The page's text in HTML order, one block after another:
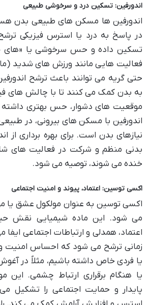
اندورفین: تسکین درد و سرخوشی طبیعی
اندورفین ها مسکن های طبیعی بدن
در پاسخ به درد یا استرس فیزیکی
تسکین داده و حس سرخوشی یا «های
فعالیت هایی مانند ورزش های شدید
حتی گریه می توانند باعث ترشح
به بدن کمک می کنند تا با چالش های
موقعیت های دشوار، حس بهتری داشته
اندورفین با مسکن های بیرونی، در
نیازهای بدن است. برای بهره برداری از
بدنی منظم و شرکت در فعالیت های
خنده می شوند، توصیه می شود.
اکسی توسین: اعتماد، پیوند و امنیت اجتماعی
اکسی توسین به عنوان مولکول عشق یا
می شود. این ماده شیمیایی نقش
اعتماد، همدلی و ارتباطات اجتماعی
زمانی ترشح می شود که احساس امنیت
یا فردی خاص داشته باشیم، مثلاً در
یا هنگام برقراری ارتباط چشمی. این
پایدار و حمایت اجتماعی را